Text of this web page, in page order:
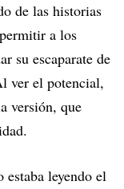
de las historias
a los
su escaparate de
ver el potencial,
versión, que
estaba leyendo el